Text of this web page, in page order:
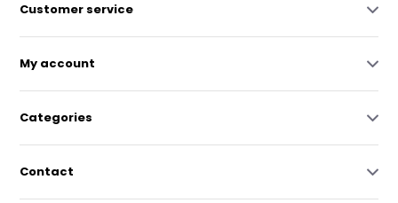
Customer service
My account
Categories
Contact